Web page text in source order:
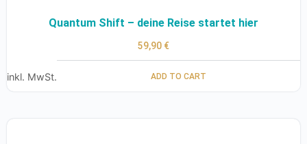
Quantum Shift – deine Reise startet hier
59,90 €
inkl. MwSt. ADD TO CART